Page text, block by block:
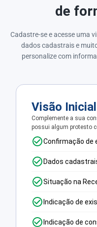
de
Cadastre-se e acesse uma
dados cadastrais e
personalize com
Visão Inicial
Complemente a sua
possui algum protesto
Confirmação de
Dados
Situação na
Indicação de
Indicação de